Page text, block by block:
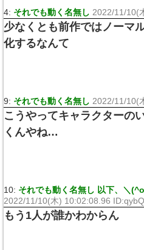
4: それでも動く名無し 2022/11/10(
少なくとも前作ではノーマ
化するなんて
9: それでも動く名無し 2022/11/10(
こうやってキャラクターの
くんやね…
10: それでも動く名無し 以下、＼
2022/11/10(木) 10:02:08.96
もう1人が誰かわからん